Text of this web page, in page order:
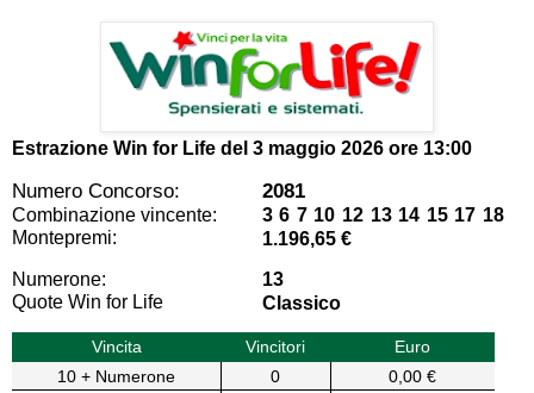
Estrazione Win for Life del 3 maggio 2026 ore 13:00
Numero Concorso: 2081
Combinazione vincente:
3 6 7 10 12 13 14 15 17 18
Montepremi:
1.196,65 €
Numerone:
13
Quote Win for Life
Classico
Vincita Vincitori
Euro
10 + Numerone
0
0,00 €